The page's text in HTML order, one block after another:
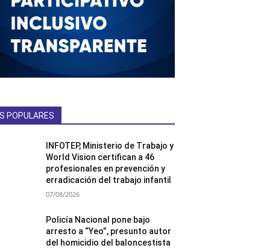
POPULARES
INFOTEP, Ministerio de Trabajo y
World Vision certifican a 46
profesionales en prevención y
erradicación del trabajo infantil
07/08/2026
Policía Nacional pone bajo
arresto a “Yeo”, presunto autor
del homicidio del baloncestista